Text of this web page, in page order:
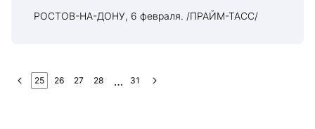
РОСТОВ-НА-ДОНУ, 6 февраля. /ПРАЙМ-ТАСС/
25 26 27 28 31